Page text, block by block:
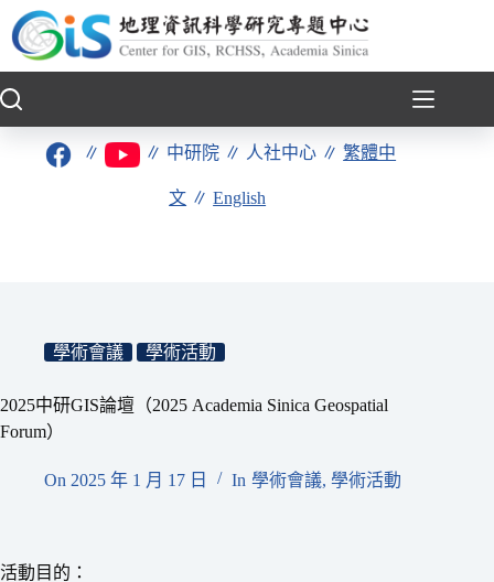
至
要
∥ ∥ 中研院 ∥ 人社中心 ∥繁體中
文 ∥English
學術會議 學術活動
2025中研GIS論壇（2025 Academia Sinica Geospatial
Forum）
On 2025 年 1 月 17 日 In 學術會議, 學術活動
活動目的：